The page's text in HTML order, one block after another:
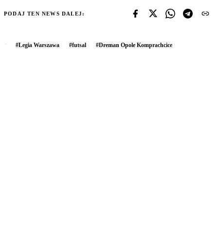
PODAJ TEN NEWS DALEJ:
#Legia Warszawa #futsal #Dreman Opole Komprachcice